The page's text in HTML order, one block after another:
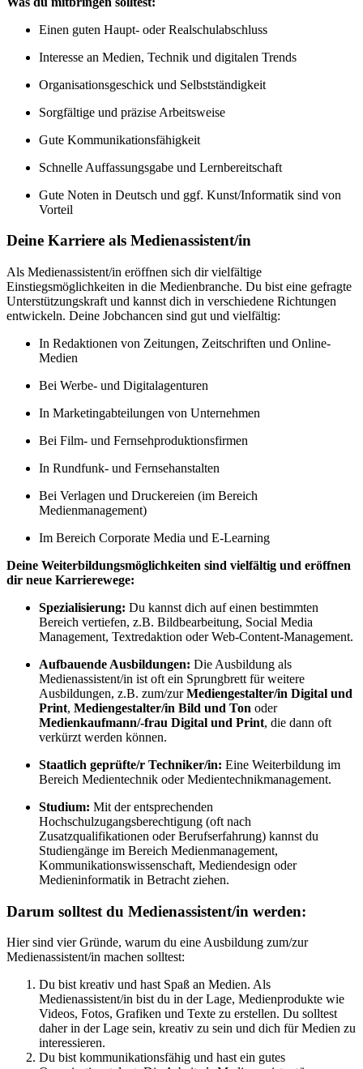
Einen guten Haupt- oder Realschulabschluss
Interesse an Medien, Technik und digitalen Trends
Organisationsgeschick und Selbstständigkeit
Sorgfältige und präzise Arbeitsweise
Gute Kommunikationsfähigkeit
Schnelle Auffassungsgabe und Lernbereitschaft
Gute Noten in Deutsch und ggf. Kunst/Informatik sind von
Vorteil
Deine Karriere als Medienassistent/in
Als Medienassistent/in eröffnen sich dir vielfältige
Einstiegsmöglichkeiten in die Medienbranche. Du bist eine gefragte
Unterstützungskraft und kannst dich in verschiedene Richtungen
entwickeln. Deine Jobchancen sind gut und vielfältig:
In Redaktionen von Zeitungen, Zeitschriften und Online-
Medien
Bei Werbe- und Digitalagenturen
In Marketingabteilungen von Unternehmen
Bei Film- und Fernsehproduktionsfirmen
In Rundfunk- und Fernsehanstalten
Bei Verlagen und Druckereien (im Bereich
Medienmanagement)
Im Bereich Corporate Media und E-Learning
Deine Weiterbildungsmöglichkeiten sind vielfältig und eröffnen
dir neue Karrierewege:
Spezialisierung: Du kannst dich auf einen bestimmten
Bereich vertiefen, z.B. Bildbearbeitung, Social Media
Management, Textredaktion oder Web-Content-Management.
Aufbauende Ausbildungen: Die Ausbildung als
Medienassistent/in ist oft ein Sprungbrett für weitere
Ausbildungen, z.B. zum/zurMediengestalter/in Digital und
Print, Mediengestalter/in Bild und Ton oder
Medienkaufmann/-frau Digital und Print, die dann oft
verkürzt werden können.
Staatlich geprüfte/r Techniker/in: Eine Weiterbildung im
Bereich Medientechnik oder Medientechnikmanagement.
Studium: Mit der entsprechenden
Hochschulzugangsberechtigung (oft nach
Zusatzqualifikationen oder Berufserfahrung) kannst du
Studiengänge im Bereich Medienmanagement,
Kommunikationswissenschaft, Mediendesign oder
Medieninformatik in Betracht ziehen.
Darum solltest du Medienassistent/in werden:
Hier sind vier Gründe, warum du eine Ausbildung zum/zur
Medienassistent/in machen solltest:
Du bist kreativ und hast Spaß an Medien. Als
Medienassistent/in bist du in der Lage, Medienprodukte wie
Videos, Fotos, Grafiken und Texte zu erstellen. Du solltest
daher in der Lage sein, kreativ zu sein und dich für Medien zu
interessieren.
Du bist kommunikationsfähig und hast ein gutes